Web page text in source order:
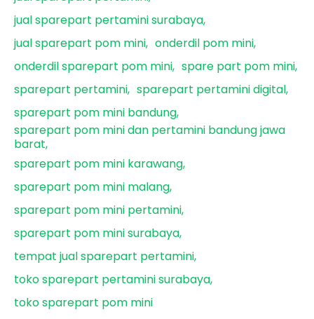
jual sparepart pertamini surabaya
jual sparepart pom mini onderdil pom mini
onderdil sparepart pom mini spare part pom mini
sparepart pertamini sparepart pertamini digital
sparepart pom mini bandung
sparepart pom mini dan pertamini bandung jawa
barat
sparepart pom mini karawang
sparepart pom mini malang
sparepart pom mini pertamini
sparepart pom mini surabaya
tempat jual sparepart pertamini
toko sparepart pertamini surabaya
toko sparepart pom mini